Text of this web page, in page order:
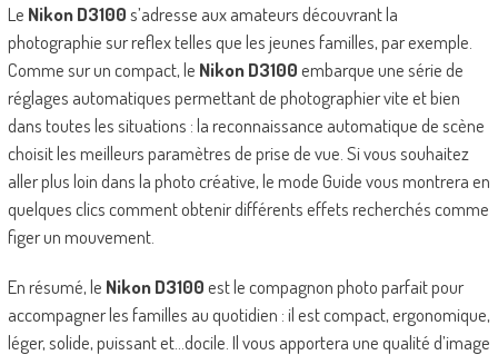
Le Nikon D3100s’adresse aux amateurs découvrant la
photographie sur reflex telles que les jeunes familles, par exemple.
Comme sur un compact, le Nikon D3100embarque une série de
réglages automatiques permettant de photographier vite et bien
dans toutes les situations : la reconnaissance automatique de scène
choisit les meilleurs paramètres de prise de vue. Si vous souhaitez
aller plus loin dans la photo créative, le mode Guide vous montrera en
quelques clics comment obtenir différents effets recherchés comme
figer un mouvement.
En résumé, le Nikon D3100est le compagnon photo parfait pour
accompagner les familles au quotidien : il est compact, ergonomique,
léger, solide, puissant et…docile. Il vous apportera une qualité d’image